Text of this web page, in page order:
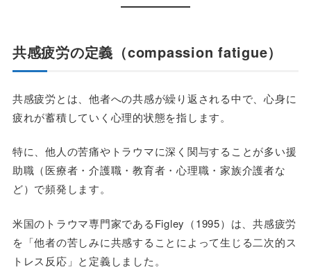
共感疲労の定義（compassion fatigue）
共感疲労とは、他者への共感が繰り返される中で、心身に
疲れが蓄積していく心理的状態を指します。
特に、他人の苦痛やトラウマに深く関与することが多い援
助職（医療者・介護職・教育者・心理職・家族介護者な
ど）で頻発します。
米国のトラウマ専門家であるFigley（1995）は、共感疲労
を「他者の苦しみに共感することによって生じる二次的ス
トレス反応」と定義しました。